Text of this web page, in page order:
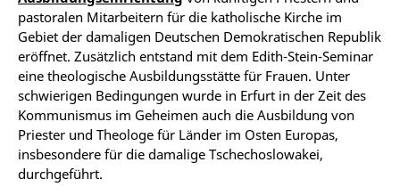
pastoralen Mitarbeitern für die katholische Kirche im
Gebiet der damaligen Deutschen Demokratischen Republik
eröffnet. Zusätzlich entstand mit dem Edith-Stein-Seminar
eine theologische Ausbildungsstätte für Frauen. Unter
schwierigen Bedingungen wurde in Erfurt in der Zeit des
Kommunismus im Geheimen auch die Ausbildung von
Priester und Theologe für Länder im Osten Europas,
insbesondere für die damalige Tschechoslowakei,
durchgeführt.